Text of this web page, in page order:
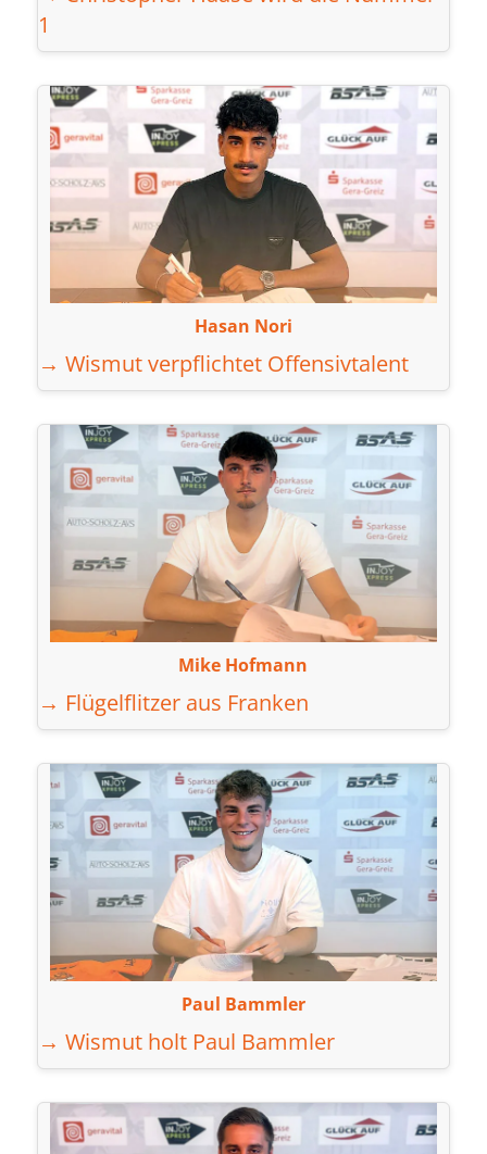
1
Hasan Nori
→ Wismut verpflichtet Offensivtalent
Mike Hofmann
→ Flügelflitzer aus Franken
Paul Bammler
→ Wismut holt Paul Bammler